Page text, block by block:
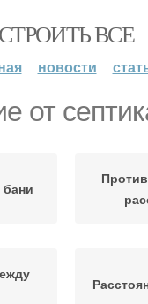
СТРОИТЬ ВСЕ
новости
от
бани